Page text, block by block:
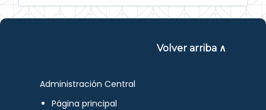
Volver arriba ∧
Administración Central
Página principal